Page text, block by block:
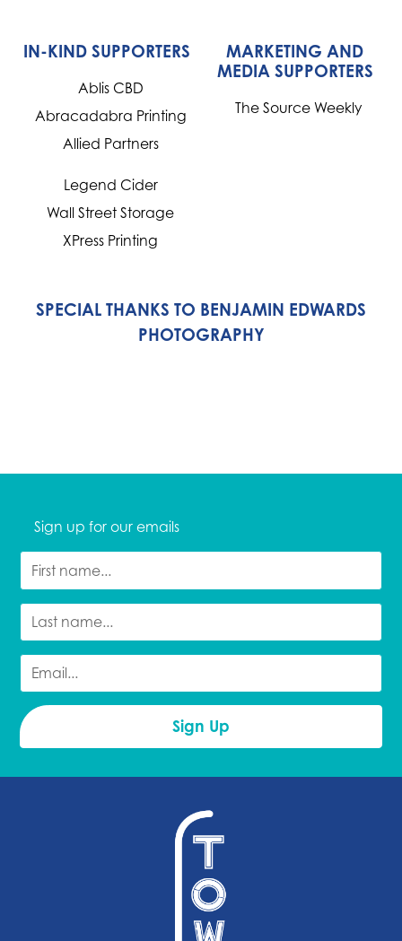
IN-KIND SUPPORTERS
Ablis CBD
Abracadabra Printing
Allied Partners
Legend Cider
Wall Street Storage
XPress Printing
MARKETING AND
MEDIA SUPPORTERS
The Source Weekly
SPECIAL THANKS TO BENJAMIN EDWARDS
PHOTOGRAPHY
Sign up for our emails